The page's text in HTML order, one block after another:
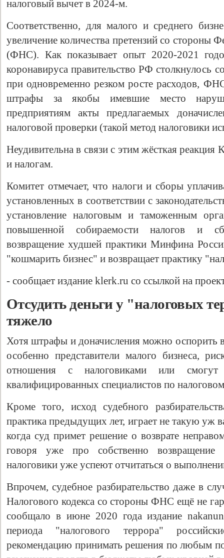
налоговый вычет в 2024-м.
Соответственно, для малого и среднего
увеличение количества претензий со стороны
(ФНС). Как показывает опыт 2020-2021
коронавируса правительство РФ столкнулось
при одновременно резком росте расходов,
штрафы за якобы имевшие место
предприятиям акты предлагаемых
налоговой проверки (такой метод налоговики
Неудивительна в связи с этим жёсткая
и налогам.
Комитет отмечает, что налоги и сборы
установленных в соответствии с
установление налоговым и таможенным
повышенной собираемости налогов и
возвращение худшей практики Минфина
"кошмарить бизнес" и возвращает практику
- сообщает издание klerk.ru со ссылкой на
Отсудить деньги у "налоговых
тяжело
Хотя штрафы и доначисления можно оспорить
особенно представители малого бизнеса,
отношения с налоговиками или смогут
квалифицированных специалистов по
Кроме того, исход судебного
практика предыдущих лет, играет не такую уж
когда суд примет решение о возврате
говоря уже про собственно возвращение
налоговики уже успеют отчитаться о
Впрочем, судебное разбирательство даже в
Налогового кодекса со стороны ФНС ещё не
сообщало в июне 2020 года издание
периода "налогового террора"
рекомендацию принимать решения по любым